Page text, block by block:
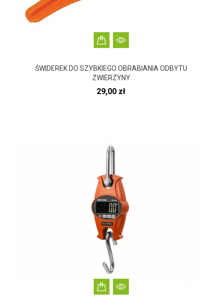
ŚWIDEREK DO SZYBKIEGO OBRABIANIA ODBYTU
ZWIERZYNY
Cena
29,00 zł